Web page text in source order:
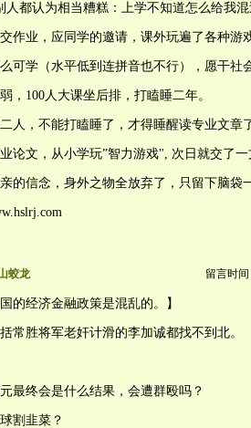
人都认为相当糟糕：上学不知道怎么给我
作业，应同学的邀请，课外玩遍了各种游
可学（水平低到连拼音也不行），愿干社
，100人大课坐后排，打瞌睡二年。
人，不能打瞌睡了，才得睡醒读专业文章
论文，从小学玩”智力游戏", 次日就交了一
的信念，身外之物全放弃了，只留下脑袋
蛟龙 留言时间
的经济金融政策是混乱的。】
常胜将军老奸计滑的李加诚都找不到北。
最终会是什么结果，会遭群殴吗？
割韭菜？